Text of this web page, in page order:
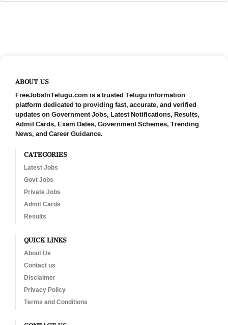
ABOUT US
FreeJobsInTelugu.com is a trusted Telugu information
platform dedicated to providing fast, accurate, and verified
updates on Government Jobs, Latest Notifications, Results,
Admit Cards, Exam Dates, Government Schemes, Trending
News, and Career Guidance.
CATEGORIES
Latest Jobs
Govt Jobs
Private Jobs
Admit Cards
Results
QUICK LINKS
About Us
Contact us
Disclaimer
Privacy Policy
Terms and Conditions